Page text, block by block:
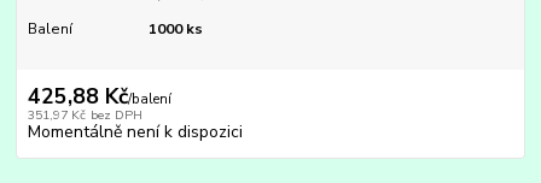
Balení
1000 ks
425,88 Kč/balení
351,97 Kč bez DPH
Momentálně není k dispozici